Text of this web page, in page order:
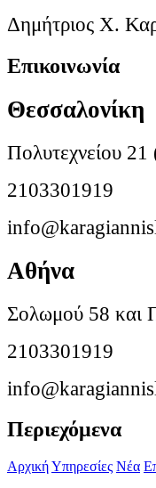
Δημήτριος Χ.
Επικοινωνία
Θεσσαλονίκη
Πολυτεχνείου
2103301919
Αθήνα
Σολωμού 58 και
2103301919
Περιεχόμενα
ΑρχικήΥπηρεσίες Νέα